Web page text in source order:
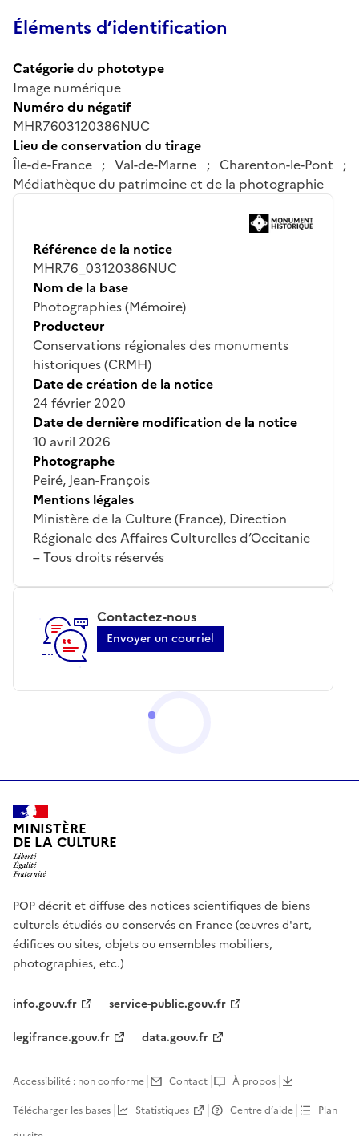
Éléments d’identification
Catégorie du phototype
Image numérique
Numéro du négatif
MHR7603120386NUC
Lieu de conservation du tirage
Île-de-France ; Val-de-Marne ; Charenton-le-Pont ;
Médiathèque du patrimoine et de la photographie
Référence de la notice
MHR76_03120386NUC
Nom de la base
Photographies (Mémoire)
Producteur
Conservations régionales des monuments
historiques (CRMH)
Date de création de la notice
24 février 2020
Date de dernière modification de la notice
10 avril 2026
Photographe
Peiré, Jean-François
Mentions légales
Ministère de la Culture (France), Direction
Régionale des Affaires Culturelles d’Occitanie
– Tous droits réservés
Contactez-nous
Envoyer un courriel
MINISTÈRE
DE LA CULTURE
POP décrit et diffuse des notices scientifiques de biens
culturels étudiés ou conservés en France (œuvres d'art,
édifices ou sites, objets ou ensembles mobiliers,
photographies, etc.)
info.gouv.fr
service-public.gouv.fr
legifrance.gouv.fr
data.gouv.fr
Accessibilité : non conforme Contact
À propos
Télécharger les bases
Statistiques Centre d’aide
Plan